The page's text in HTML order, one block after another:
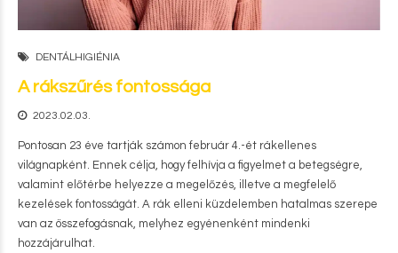
DENTÁLHIGIÉNIA
A rákszűrés fontossága
2023.02.03.
Pontosan 23 éve tartják számon február 4.-ét rákellenes
világnapként. Ennek célja, hogy felhívja a figyelmet a betegségre,
valamint előtérbe helyezze a megelőzés, illetve a megfelelő
kezelések fontosságát. A rák elleni küzdelemben hatalmas szerepe
van az összefogásnak, melyhez egyénenként mindenki
hozzájárulhat.